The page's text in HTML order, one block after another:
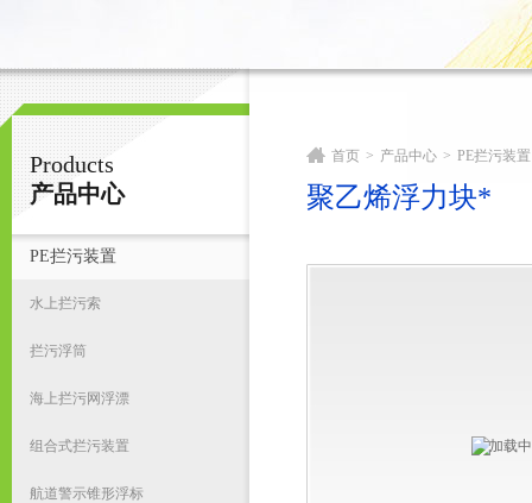
宁波君益塑业有限公司
Products
产品中心
PE拦污装置
水上拦污索
拦污浮筒
海上拦污网浮漂
组合式拦污装置
航道警示锥形浮标
首页 > 产品中心 > PE拦污装置
聚乙烯浮力块*